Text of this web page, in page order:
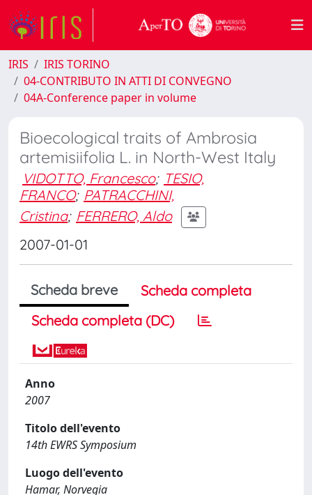
IRIS
IRIS TORINO
04-CONTRIBUTO IN ATTI DI CONVEGNO
04A-Conference paper in volume
Bioecological traits of Ambrosia
artemisiifolia L. in North-West Italy
VIDOTTO, Francesco; TESIO,
FRANCO; PATRACCHINI,
Cristina; FERRERO, Aldo
2007-01-01
Scheda breve
Scheda completa
Scheda completa (DC)
Anno
2007
Titolo dell'evento
14th EWRS Symposium
Luogo dell'evento
Hamar, Norvegia